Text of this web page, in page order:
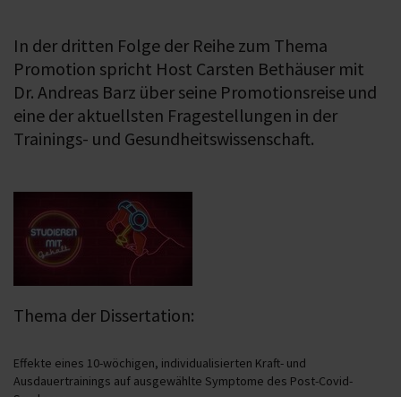
In der dritten Folge der Reihe zum Thema
Promotion spricht Host Carsten Bethäuser mit
Dr. Andreas Barz über seine Promotionsreise und
eine der aktuellsten Fragestellungen in der
Trainings- und Gesundheitswissenschaft.
Thema der Dissertation:
Effekte eines 10-wöchigen, individualisierten Kraft- und
Ausdauertrainings auf ausgewählte Symptome des Post-Covid-